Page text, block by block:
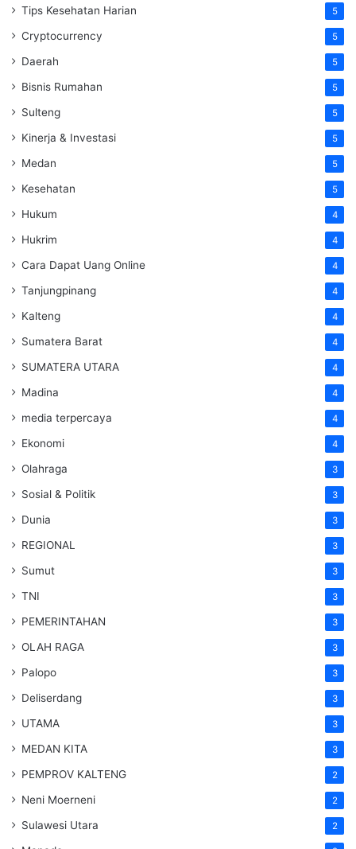
Tips Kesehatan Harian 5
Cryptocurrency 5
Daerah 5
Bisnis Rumahan 5
Sulteng 5
Kinerja & Investasi 5
Medan 5
Kesehatan 5
Hukum 4
Hukrim 4
Cara Dapat Uang Online 4
Tanjungpinang 4
Kalteng 4
Sumatera Barat 4
SUMATERA UTARA 4
Madina 4
media terpercaya 4
Ekonomi 4
Olahraga 3
Sosial & Politik 3
Dunia 3
REGIONAL 3
Sumut 3
TNI 3
PEMERINTAHAN 3
OLAH RAGA 3
Palopo 3
Deliserdang 3
UTAMA 3
MEDAN KITA 3
PEMPROV KALTENG 2
Neni Moerneni 2
Sulawesi Utara 2